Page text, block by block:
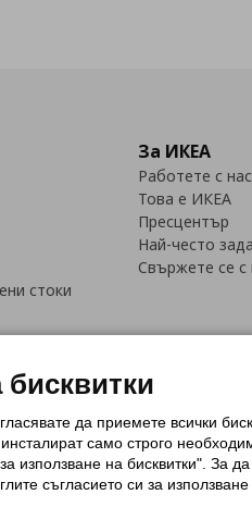
стоки
За ИКЕА
Работете с нас
Това е ИКЕА
Пресцентър
Най-често
Свържете се с
на бисквитки (Cookies)Избор на
данни
Политика за защита на
данни на програма IKEA Family
да приемете всички
само строго
използване на бисквитки". За
съгласието си за използване